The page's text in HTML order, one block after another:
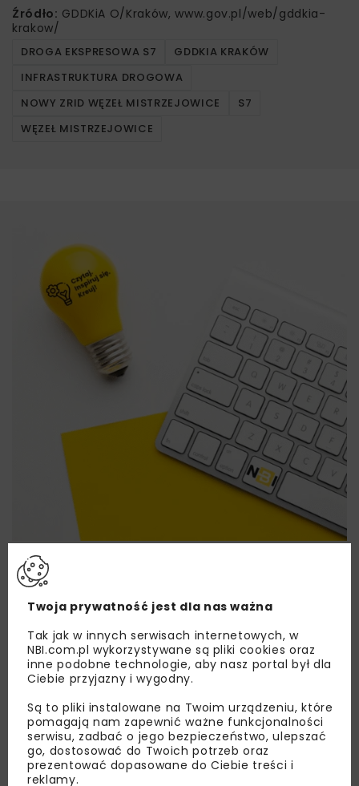
Źródło: GDDKiA O/Kraków, www.gov.pl/web/gddkia-
krakow/
DROGA EKSPRESOWA S7
GDDKIA KRAKÓW
INFRASTRUKTURA DROGOWA
NOWY ZRID WĘZEŁ MISTRZEJOWICE
S7
WĘZEŁ MISTRZEJOWICE
Lubisz wiedzieć więcej?
Zapisz się do newslettera aby otrzymywać od
nas najlepsze informacje branżowe,
zaproszenia na wydarzenia, atrakcyjne oferty i
dedykowane akcje specjalne.
Zapoznałam/em się zPolityką Prywatnościi
Regulaminemoraz wyrażam zgodę na otrzymywanie na
podany przeze mnie adres e-mail korespondencji
handlowej w postaci newslettera.
Twoja prywatność jest dla nas ważna
Tak jak w innych serwisach internetowych, w
NBI.com.pl wykorzystywane są pliki cookies oraz
inne podobne technologie, aby nasz portal był dla
Ciebie przyjazny i wygodny.
Są to pliki instalowane na Twoim urządzeniu, które
pomagają nam zapewnić ważne funkcjonalności
serwisu, zadbać o jego bezpieczeństwo, ulepszać
go, dostosować do Twoich potrzeb oraz
prezentować dopasowane do Ciebie treści i
reklamy.